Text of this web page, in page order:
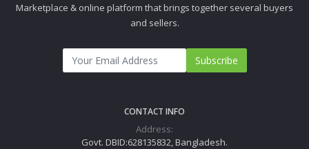
Marketplace & online platform that brings together several buyers
and sellers.
Subscribe
CONTACT INFO
Address:
Govt. DBID:628135832, Bangladesh.